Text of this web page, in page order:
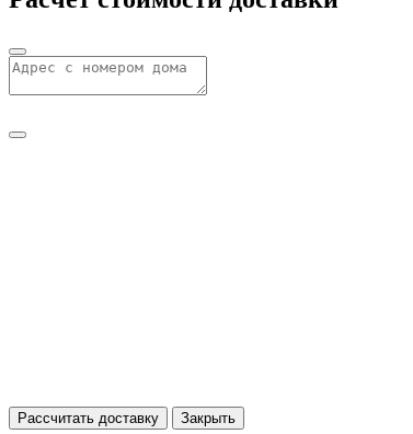
Рассчитать доставку Закрыть